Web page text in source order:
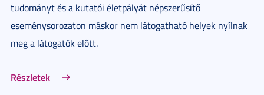
tudományt és a kutatói életpályát népszerűsítő
eseménysorozaton máskor nem látogatható helyek nyílnak
meg a látogatók előtt.
Részletek